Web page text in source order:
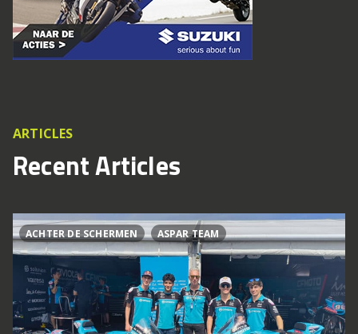
ARTICLES
Recent Articles
ACHTER DE SCHERMEN ASPAR TEAM